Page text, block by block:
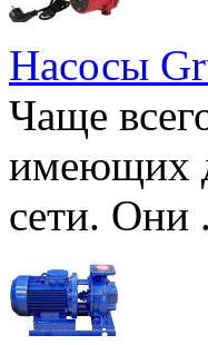
Насосы
Чаще
имеющих
сети. Они